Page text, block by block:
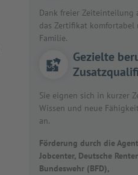
Dank freier Zeiteinteilung
das Zertifikat komfortabel
Familie.
Gezielte
Sie eignen sich in kurzer
Wissen und neue
an.
Förderung durch die
Jobcenter, Deutsche
Bundeswehr (BFD),